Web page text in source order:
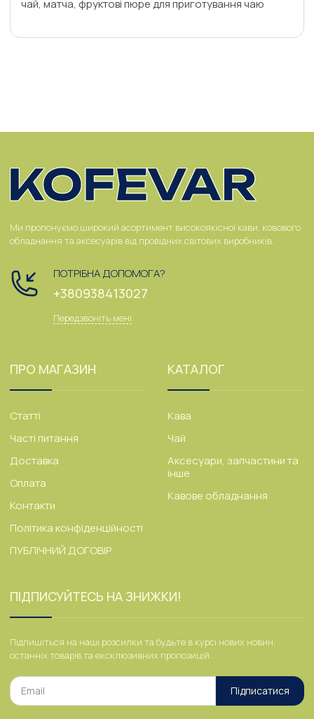
чай, матча, фруктові пюре для приготування чаю
Ми пропонуємо широкий асортимент високоякісної кави, ковового
обладнання та аксесуарів від провідних світових виробників.
ПОТРІБНА ДОПОМОГА?
+380938413027
Передзвоніть мені
ПРО МАГАЗИН
Статті
Часті питання
Доставка
Оплата
Контакти
Політика конфіденційності
ПУБЛІЧНИЙ ДОГОВІР
КАТАЛОГ
Кава
Чай
Аксесуари, запчастини та
інше
Кавове обладнання
ПІДПИСУЙТЕСЬ НА ЗНИЖКИ!
Підпишіться на наші розсилки та будьте в курсі нових новин,
останніх товарів та ексклюзивних пропозицій.
Підписатися